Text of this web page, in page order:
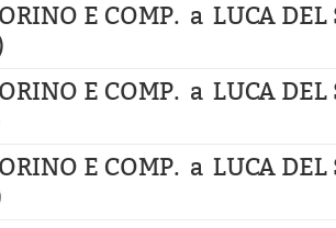
E COMP. a LUCA DEL
E COMP. a LUCA DEL
E COMP. a LUCA DEL